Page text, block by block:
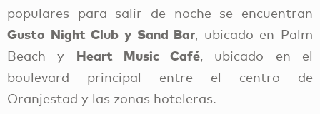
populares para salir de noche se encuentran
Gusto Night Club y Sand Bar, ubicado en Palm
Beach y Heart Music Café, ubicado en el
boulevard principal entre el centro de
Oranjestad y las zonas hoteleras.